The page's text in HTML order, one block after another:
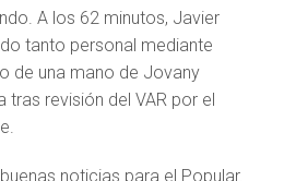
A los 62 minutos, Javier
tanto personal mediante
de una mano de Jovany
revisión del VAR por el
noticias para el Popular.